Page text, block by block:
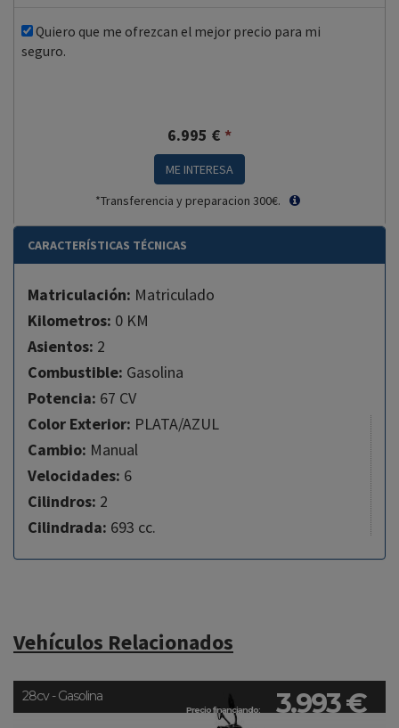
Quiero que me ofrezcan el mejor precio para mi
seguro.
6.995 € *
ME INTERESA
*Transferencia y preparacion 300€.
CARACTERÍSTICAS TÉCNICAS
Matriculación: Matriculado
Kilometros: 0 KM
Asientos: 2
Combustible: Gasolina
Potencia: 67 CV
Color Exterior: PLATA/AZUL
Cambio: Manual
Velocidades: 6
Cilindros: 2
Cilindrada: 693 cc.
Vehículos Relacionados
Precio financiando: 3.993 €
28cv - Gasolina